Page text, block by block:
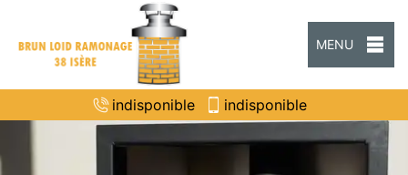
MENU
indisponible indisponible